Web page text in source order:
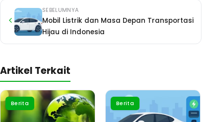
SEBELUMNYA
Mobil Listrik dan Masa Depan Transportasi
Hijau di Indonesia
Artikel Terkait
Berita Berita